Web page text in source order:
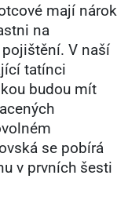
mají nárok
na
V naší
tatínci
budou mít
se pobírá
v prvních šesti